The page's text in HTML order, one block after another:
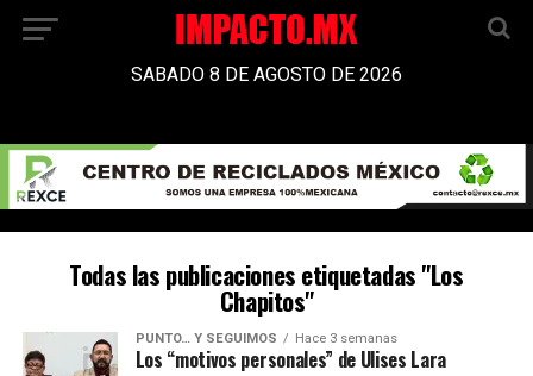
SABADO 8 DE AGOSTO DE 2026
Todas las publicaciones etiquetadas "Los
Chapitos"
PUNTO… Y SEGUIMOS Hace 3 semanas
Los “motivos personales” de Ulises Lara